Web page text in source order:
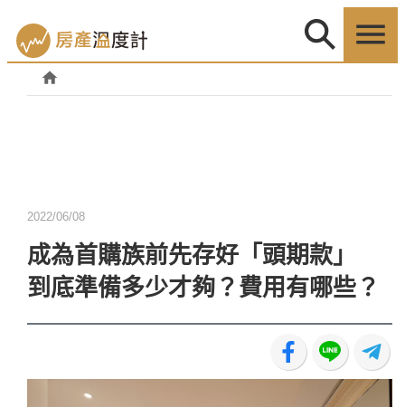
2022/06/08
成為首購族前先存好「頭期款」
到底準備多少才夠？費用有哪些？